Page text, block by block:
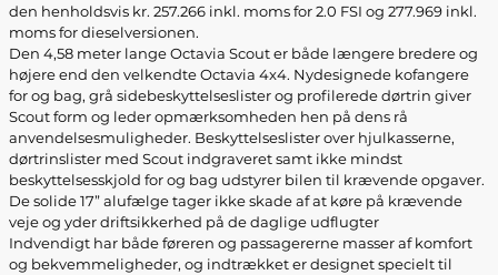
den henholdsvis kr. 257.266 inkl. moms for 2.0 FSI og 277.969 inkl.
moms for dieselversionen.
Den 4,58 meter lange Octavia Scout er både længere bredere og
højere end den velkendte Octavia 4x4. Nydesignede kofangere
for og bag, grå sidebeskyttelseslister og profilerede dørtrin giver
Scout form og leder opmærksomheden hen på dens rå
anvendelsesmuligheder. Beskyttelseslister over hjulkasserne,
dørtrinslister med Scout indgraveret samt ikke mindst
beskyttelsesskjold for og bag udstyrer bilen til krævende opgaver.
De solide 17” alufælge tager ikke skade af at køre på krævende
veje og yder driftsikkerhed på de daglige udflugter
Indvendigt har både føreren og passagererne masser af komfort
og bekvemmeligheder, og indtrækket er designet specielt til